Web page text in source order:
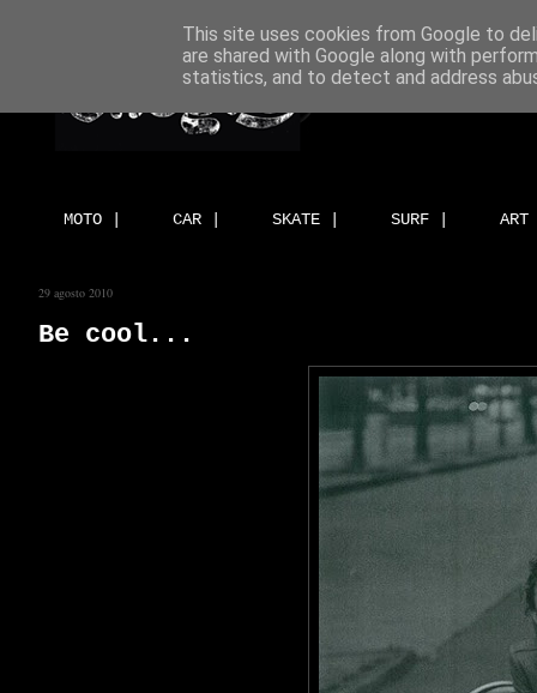
MOTO | CAR | SKATE | SURF |
29 agosto 2010
Be cool...
This site uses cookies from Google to
are shared with Google along with
statistics, and to detect and address